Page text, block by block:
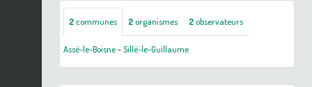
2communes 2organismes 2observateurs
Assé-le-Boisne-Sillé-le-Guillaume